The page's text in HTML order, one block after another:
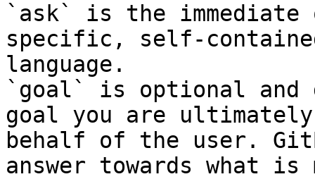
`ask` is the
specific, self-
language.
`goal` is optional and
goal you are
behalf of the user.
answer towards what